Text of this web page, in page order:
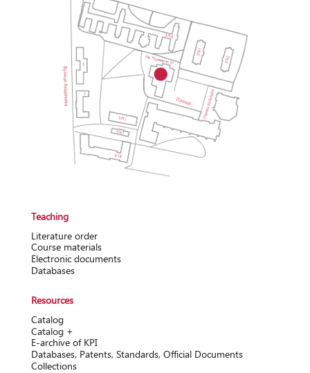
Teaching
Literature order
Course materials
Electronic documents
Databases
Resources
Catalog
Catalog +
Е-archive of KPI
Databases, Patents, Standards, Official Documents
Collections